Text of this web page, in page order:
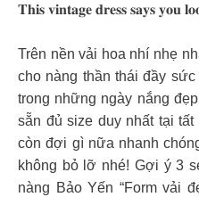
𝐓𝐡𝐢𝐬 𝐯𝐢𝐧𝐭𝐚𝐠𝐞 𝐝𝐫𝐞𝐬𝐬 𝐬𝐚𝐲𝐬 𝐲𝐨𝐮
Trên nền vải hoa nhí nhẹ
cho nàng thần thái đầy
trong những ngày nắng
sẵn đủ size duy nhất tại tất
còn đợi gì nữa nhanh
không bỏ lỡ nhé! Gợi ý 3
nàng Bảo Yến “Form vải